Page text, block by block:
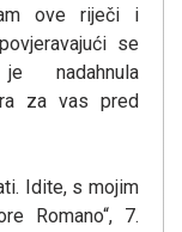
ove riječi i
se
nadahnula
za vas pred
Idite, s mojim
Romano“, 7.